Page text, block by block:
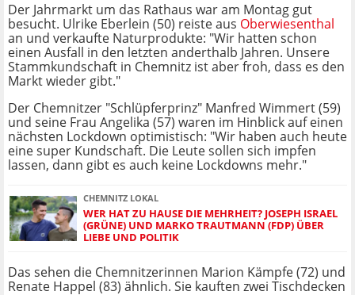
Der Jahrmarkt um das Rathaus war am Montag gut
besucht. Ulrike Eberlein (50) reiste aus Oberwiesenthal
an und verkaufte Naturprodukte: "Wir hatten schon
einen Ausfall in den letzten anderthalb Jahren. Unsere
Stammkundschaft in Chemnitz ist aber froh, dass es den
Markt wieder gibt."
Der Chemnitzer "Schlüpferprinz" Manfred Wimmert (59)
und seine Frau Angelika (57) waren im Hinblick auf einen
nächsten Lockdown optimistisch: "Wir haben auch heute
eine super Kundschaft. Die Leute sollen sich impfen
lassen, dann gibt es auch keine Lockdowns mehr."
CHEMNITZ LOKAL
WER HAT ZU HAUSE DIE MEHRHEIT? JOSEPH ISRAEL
(GRÜNE) UND MARKO TRAUTMANN (FDP) ÜBER
LIEBE UND POLITIK
Das sehen die Chemnitzerinnen Marion Kämpfe (72) und
Renate Happel (83) ähnlich. Sie kauften zwei Tischdecken